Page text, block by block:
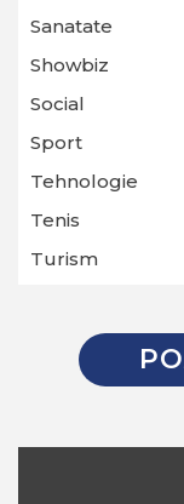
Sanatate
Showbiz
Social
Sport
Tehnologie
Tenis
Turism